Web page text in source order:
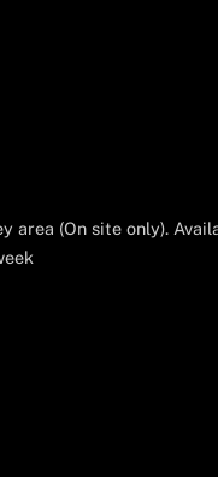
area (On site only).